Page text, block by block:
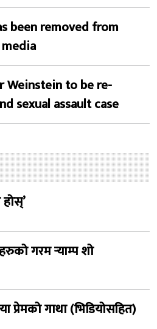
been removed from
Weinstein to be re-
sexual assault case
गरम र्‍याम्प शो
प्रेमको गाथा (भिडियोसहित)